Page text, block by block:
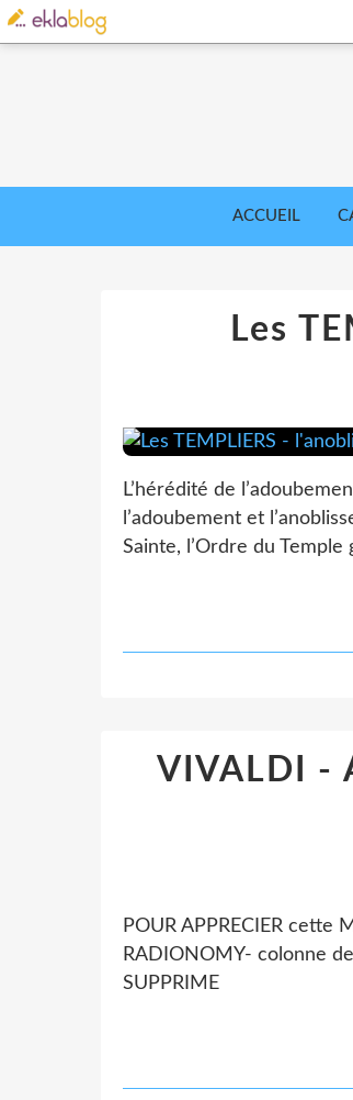
ACCUEIL
Les
L’hérédité de
l’adoubement et
Sainte, l’Ordre du
VIVALDI -
POUR APPRECIER cette
RADIONOMY- colonne
SUPPRIME